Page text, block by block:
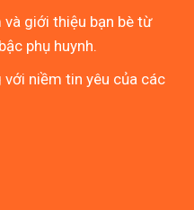
giới thiệu bạn bè từ
phụ huynh.
niềm tin yêu của các